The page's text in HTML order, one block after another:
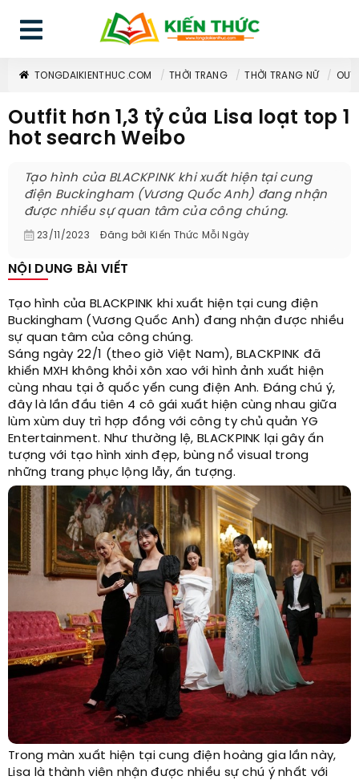
TONGDAIKIENTHUC.COM THỜI TRANG THỜI TRANG NỮ
Outfit hơn 1,3 tỷ của Lisa loạt top 1
hot search Weibo
Tạo hình của BLACKPINK khi xuất hiện tại cung
điện Buckingham (Vương Quốc Anh) đang nhận
được nhiều sự quan tâm của công chúng.
23/11/2023 Đăng bởi Kiến Thức Mỗi Ngày
NỘI DUNG BÀI VIẾT
Tạo hình của BLACKPINK khi xuất hiện tại cung điện
Buckingham (Vương Quốc Anh) đang nhận được nhiều
sự quan tâm của công chúng.
Sáng ngày 22/1 (theo giờ Việt Nam), BLACKPINK đã
khiến MXH không khỏi xôn xao với hình ảnh xuất hiện
cùng nhau tại ở quốc yến cung điện Anh. Đáng chú ý,
đây là lần đầu tiên 4 cô gái xuất hiện cùng nhau giữa
lùm xùm duy trì hợp đồng với công ty chủ quản YG
Entertainment. Như thường lệ, BLACKPINK lại gây ấn
tượng với tạo hình xinh đẹp, bùng nổ visual trong
những trang phục lộng lẫy, ấn tượng.
Trong màn xuất hiện tại cung điện hoàng gia lần này,
Lisa là thành viên nhận được nhiều sự chú ý nhất với